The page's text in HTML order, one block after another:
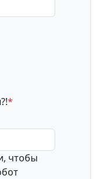
*
чтобы